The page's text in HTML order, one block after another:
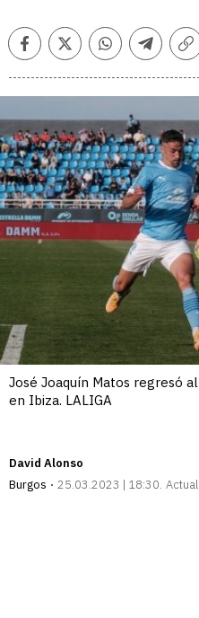
FacebookTwitterWhatsapp
José Joaquín Matos regresó
en Ibiza. LALIGA
David Alonso
Burgos
25.03.2023 | 18:30